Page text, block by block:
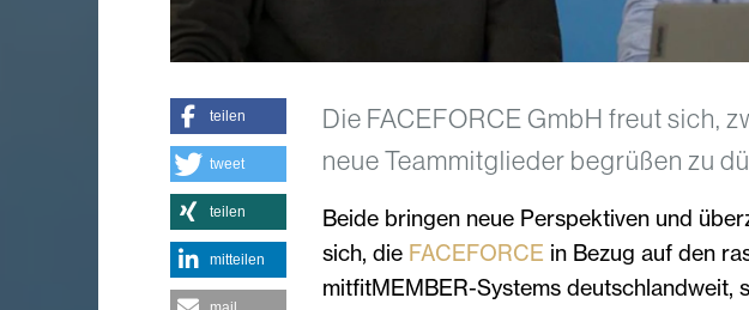
Die FACEFORCE GmbH freut sich,
neue Teammitglieder begrüßen zu
Beide bringen neue Perspektiven und
sich, die FACEFORCE in Bezug auf den
mitfitMEMBER-Systems deutschlandweit,
teilen
tweet
teilen
mitteilen